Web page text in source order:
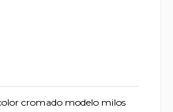
cromado modelo milos